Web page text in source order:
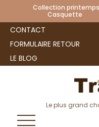
Collection
CONTACT
FORMULAIRE RETOUR
LE BLOG
Le plus grand